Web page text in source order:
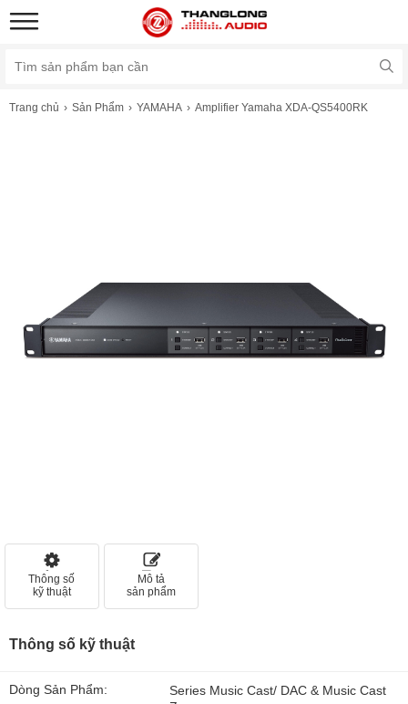
Trang chủ Sản Phẩm YAMAHA Amplifier Yamaha XDA-QS5400RK
Thông số
kỹ thuật
Mô tả
sản phẩm
Thông số kỹ thuật
Dòng Sản Phẩm:
Series Music Cast/ DAC & Music Cast